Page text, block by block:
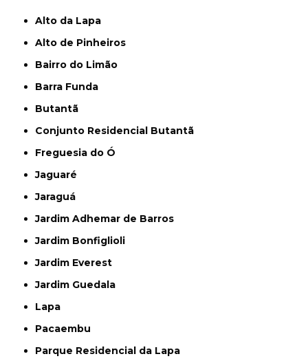
Alto da Lapa
Alto de Pinheiros
Bairro do Limão
Barra Funda
Butantã
Conjunto Residencial Butantã
Freguesia do Ó
Jaguaré
Jaraguá
Jardim Adhemar de Barros
Jardim Bonfiglioli
Jardim Everest
Jardim Guedala
Lapa
Pacaembu
Parque Residencial da Lapa